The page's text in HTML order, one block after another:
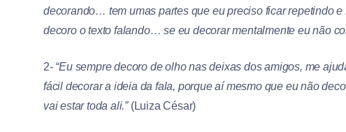
decorando… tem umas partes que eu preciso ficar repetindo
decoro o texto falando… se eu decorar mentalmente eu não
2- “Eu sempre decoro de olho nas deixas dos amigos, me
fácil decorar a ideia da fala, porque aí mesmo que eu não
vai estar toda ali.”(Luiza César)